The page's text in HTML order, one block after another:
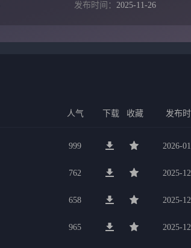
发布时间： 2025-11-26
人气 下载 收藏 发布时
999 2026-
762 2025-
658 2025-
965 2025-